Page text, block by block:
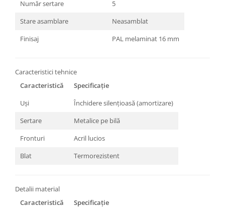
Număr sertare
5
Stare asamblare
Neasamblat
Finisaj
PAL melaminat 16 mm
Caracteristici tehnice
Caracteristică
Specificație
Uși
Închidere silențioasă (amortizare)
Sertare
Metalice pe bilă
Fronturi
Acril lucios
Blat
Termorezistent
Detalii material
Caracteristică
Specificație